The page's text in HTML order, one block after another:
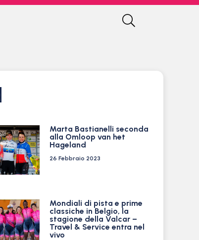
Marta Bastianelli seconda
alla Omloop van het
Hageland
26 Febbraio 2023
Mondiali di pista e prime
classiche in Belgio, la
stagione della Valcar –
Travel & Service entra nel
vivo